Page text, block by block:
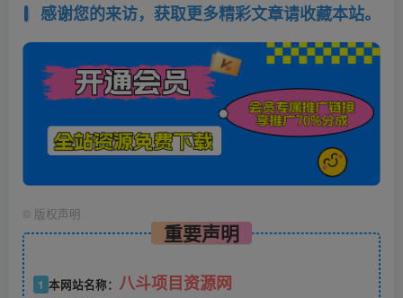
感谢您的来访，获取更多精彩文章请收藏本站。
© 版权声明
重要声明
1 本网站名称： 八斗项目资源网